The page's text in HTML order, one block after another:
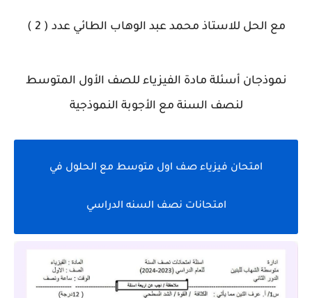
مع الحل للاستاذ محمد عبد الوهاب الطائي عدد ( 2 )
نموذجان أسئلة مادة الفيزياء للصف الأول المتوسط
لنصف السنة مع الأجوبة النموذجية
امتحان فيزياء صف اول متوسط مع الحلول في
امتحانات نصف السنه الدراسي